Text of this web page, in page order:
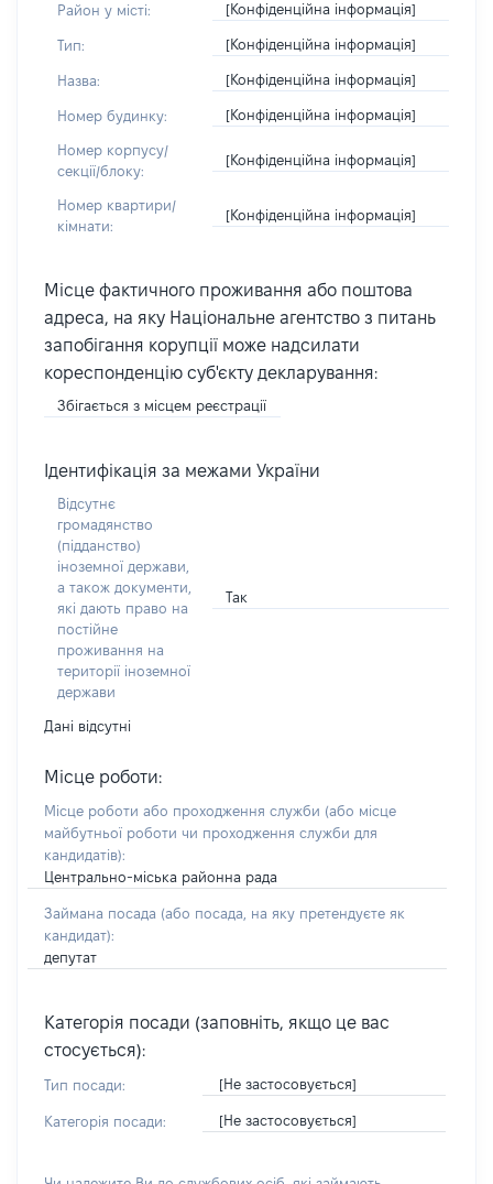
Район у місті: [Конфіденційна інформація]
Тип: [Конфіденційна інформація]
Назва: [Конфіденційна інформація]
Номер будинку: [Конфіденційна інформація]
Номер корпусу/
секції/блоку:
[Конфіденційна інформація]
Номер квартири/
кімнати:
[Конфіденційна інформація]
Місце фактичного проживання або поштова
адреса, на яку Національне агентство з питань
запобігання корупції може надсилати
кореспонденцію суб'єкту декларування:
Збігається з місцем реєстрації
Ідентифікація за межами України
Відсутнє
громадянство
(підданство)
іноземної держави,
а також документи,
які дають право на
постійне
проживання на
території іноземної
держави
Так
Дані відсутні
Місце роботи:
Місце роботи або проходження служби (або місце
майбутньої роботи чи проходження служби для
кандидатів):
Центрально-міська районна рада
Займана посада (або посада, на яку претендуєте як
кандидат):
депутат
Категорія посади (заповніть, якщо це вас
стосується):
Тип посади: [Не застосовується]
Категорія посади: [Не застосовується]